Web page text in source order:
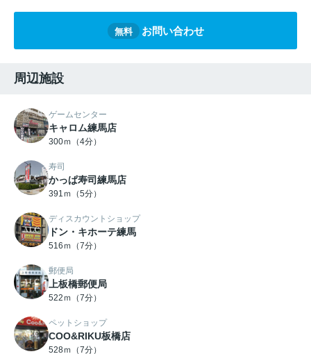
無料 お問い合わせ
周辺施設
ゲームセンター
キャロム練馬店
300ｍ（4分）
寿司
かっぱ寿司練馬店
391ｍ（5分）
ディスカウントショップ
ドン・キホーテ練馬
516ｍ（7分）
郵便局
上板橋郵便局
522ｍ（7分）
ペットショップ
COO&RIKU板橋店
528ｍ（7分）